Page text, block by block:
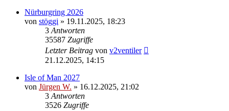
Nürburgring 2026
von stöggi » 19.11.2025, 18:23
3 Antworten
35587 Zugriffe
Letzter Beitrag von v2ventiler
21.12.2025, 14:15
Isle of Man 2027
von Jürgen W. » 16.12.2025, 21:02
3 Antworten
3526 Zugriffe